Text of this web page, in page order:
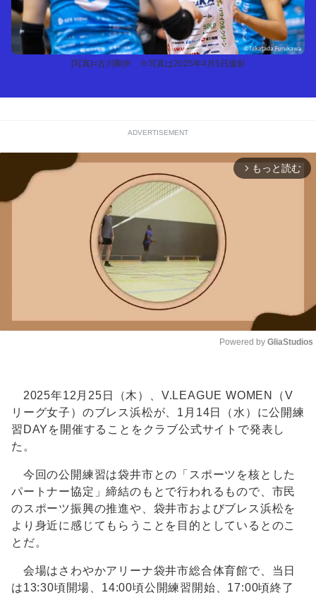
[写真]=古川剛伊 ※写真は2025年4月5日撮影
ADVERTISEMENT
arrow_forward_ios もっと読む
Powered by GliaStudios
2025年12月25日（木）、V.LEAGUE WOMEN（V
リーグ女子）のブレス浜松が、1月14日（水）に公開練
習DAYを開催することをクラブ公式サイトで発表し
た。
今回の公開練習は袋井市との「スポーツを核とした
パートナー協定」締結のもとで行われるもので、市民
のスポーツ振興の推進や、袋井市およびブレス浜松を
より身近に感じてもらうことを目的としているとのこ
とだ。
会場はさわやかアリーナ袋井市総合体育館で、当日
は13:30頃開場、14:00頃公開練習開始、17:00頃終了